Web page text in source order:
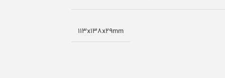
113x138x29mm